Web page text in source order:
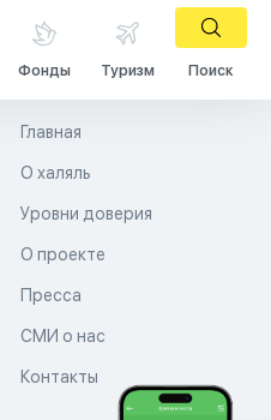
Фонды Туризм Поиск
Главная
О халяль
Уровни доверия
О проекте
Пресса
СМИ о нас
Контакты